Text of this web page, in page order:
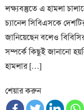
লক্ষ্যবস্তুতে এ হামলা
চ্যানেল সিবিএসকে
জানিয়েছেন বলেও
সম্পর্কে কিছুই জানানো
হামলার […]
শেয়ার করুন